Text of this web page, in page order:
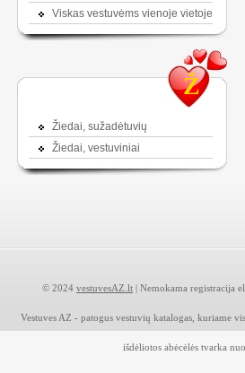
Viskas vestuvėms vienoje vietoje
Ž
Žiedai, sužadėtuvių
Žiedai, vestuviniai
© 2024 vestuvesAZ.lt | Nemokama registracija
Vestuves AZ - patogus vestuvių katalogas, kuriame
išdėliotos abėcėlės tvarka